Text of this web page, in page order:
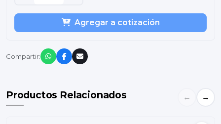
Agregar a cotización
Compartir:
Productos Relacionados ← →